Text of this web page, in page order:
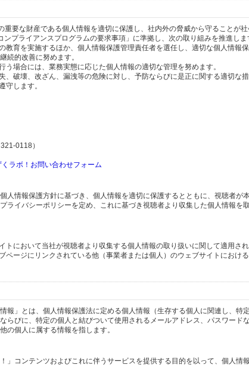
要な財産である個人情報を適切に保護し、社内外の脅威から守ることが社
プライアンスプログラムの要求事項」に準拠し、次の取り組みを推進しま
教育を実施するほか、個人情報保護管理責任者を選任し、適切な個人情報
続的改善に努めます。
場合には、業務実態に応じた個人情報の適切な管理を努めます。
破壊、改ざん、漏洩等の危険に対し、予防ならびに是正に関する適切な措
守します。
0118）
くラボ！お問い合わせフォーム
人情報保護方針に基づき、個人情報を適切に保護するとともに、視聴者が
ライバシーポリシーを定め、これに基づき視聴者より収集した個人情報を
トにおいて当社が視聴者より収集する個人情報の取り扱いに関して適用され
ページにリンクされている他（事業者または個人）のウェブサイトにおけ
報」とは、個人情報保護法に定める個人情報（生存する個人に関連し、特
らびに、特定の個人と結びついて使用されるメールアドレス、パスワード
の個人に属する情報を指します。
」コンテンツおよびこれに伴うサービスを提供する目的を以って、個人情